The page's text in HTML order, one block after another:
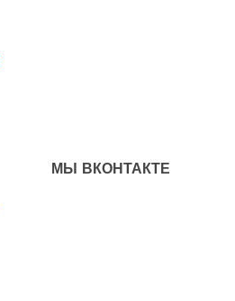
МЫ ВКОНТАКТЕ